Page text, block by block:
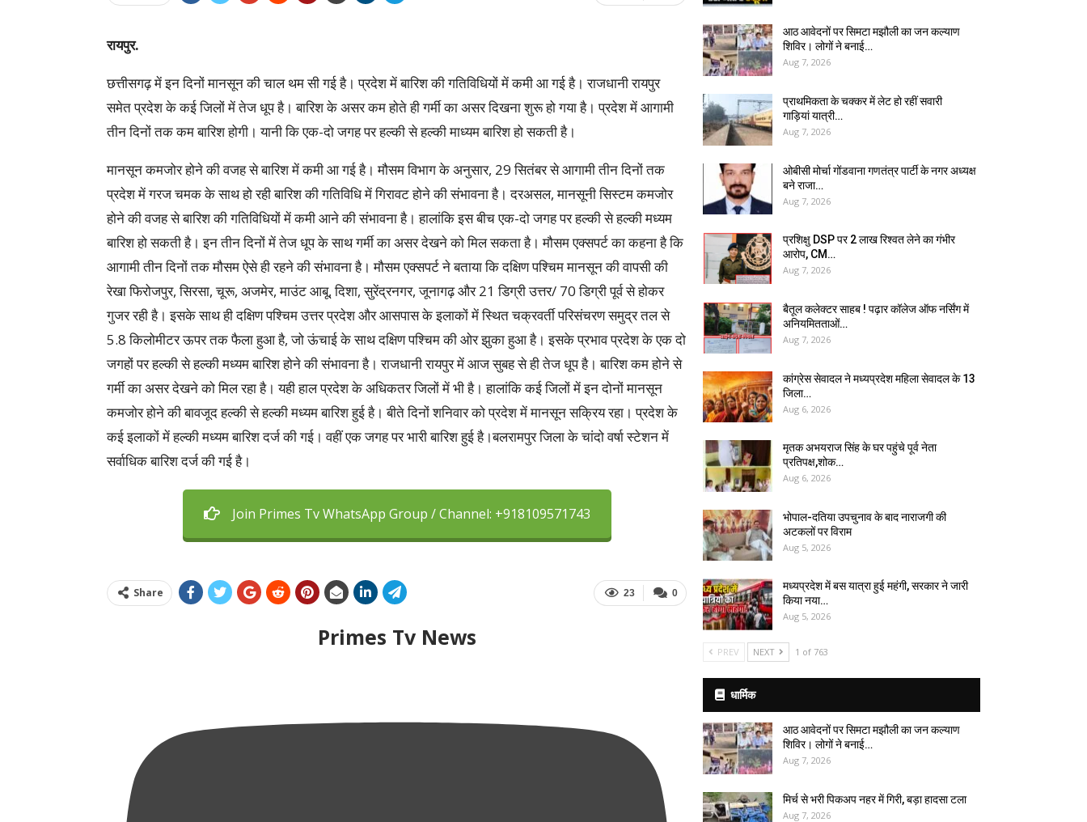
रायपुर.
छत्तीसगढ़ में इन दिनों मानसून की चाल थम सी गई है। प्रदेश में बारिश की गतिविधियों में कमी आ गई है। राजधानी रायपुर
समेत प्रदेश के कई जिलों में तेज धूप है। बारिश के असर कम होते ही गर्मी का असर दिखना शुरू हो गया है। प्रदेश में आगामी
तीन दिनों तक कम बारिश होगी। यानी कि एक-दो जगह पर हल्की से हल्की माध्यम बारिश हो सकती है।
मानसून कमजोर होने की वजह से बारिश में कमी आ गई है। मौसम विभाग के अनुसार, 29 सितंबर से आगामी तीन दिनों तक
प्रदेश में गरज चमक के साथ हो रही बारिश की गतिविधि में गिरावट होने की संभावना है। दरअसल, मानसूनी सिस्टम कमजोर
होने की वजह से बारिश की गतिविधियों में कमी आने की संभावना है। हालांकि इस बीच एक-दो जगह पर हल्की से हल्की मध्यम
बारिश हो सकती है। इन तीन दिनों में तेज धूप के साथ गर्मी का असर देखने को मिल सकता है। मौसम एक्सपर्ट का कहना है कि
आगामी तीन दिनों तक मौसम ऐसे ही रहने की संभावना है। मौसम एक्सपर्ट ने बताया कि दक्षिण पश्चिम मानसून की वापसी की
रेखा फिरोजपुर, सिरसा, चूरू, अजमेर, माउंट आबू, दिशा, सुरेंद्रनगर, जूनागढ़ और 21 डिग्री उत्तर/ 70 डिग्री पूर्व से होकर
गुजर रही है। इसके साथ ही दक्षिण पश्चिम उत्तर प्रदेश और आसपास के इलाकों में स्थित चक्रवर्ती परिसंचरण समुद्र तल से
5.8 किलोमीटर ऊपर तक फैला हुआ है, जो ऊंचाई के साथ दक्षिण पश्चिम की ओर झुका हुआ है। इसके प्रभाव प्रदेश के एक दो
जगहों पर हल्की से हल्की मध्यम बारिश होने की संभावना है। राजधानी रायपुर में आज सुबह से ही तेज धूप है। बारिश कम होने से
गर्मी का असर देखने को मिल रहा है। यही हाल प्रदेश के अधिकतर जिलों में भी है। हालांकि कई जिलों में इन दोनों मानसून
कमजोर होने की बावजूद हल्की से हल्की मध्यम बारिश हुई है। बीते दिनों शनिवार को प्रदेश में मानसून सक्रिय रहा। प्रदेश के
कई इलाकों में हल्की मध्यम बारिश दर्ज की गई। वहीं एक जगह पर भारी बारिश हुई है।बलरामपुर जिला के चांदो वर्षा स्टेशन में
सर्वाधिक बारिश दर्ज की गई है।
Join Primes Tv WhatsApp Group / Channel: +918109571743
0
23
Share
Primes Tv News
आठ आवेदनों पर सिमटा मझौली का जन कल्याण
शिविर। लोगों ने बनाई…
Aug 7, 2026
प्राथमिकता के चक्कर में लेट हो रहीं सवारी
गाड़ियां यात्री…
Aug 7, 2026
ओबीसी मोर्चा गोंडवाना गणतंत्र पार्टी के नगर अध्यक्ष
बने राजा…
Aug 7, 2026
प्रशिक्षु DSP पर ₹2 लाख रिश्वत लेने का गंभीर
आरोप, CM…
Aug 7, 2026
बैतूल कलेक्टर साहब ! पढ़ार कॉलेज ऑफ नर्सिंग में
अनियमितताओं…
Aug 7, 2026
कांग्रेस सेवादल ने मध्यप्रदेश महिला सेवादल के 13
जिला…
Aug 6, 2026
मृतक अभयराज सिंह के घर पहुंचे पूर्व नेता
प्रतिपक्ष,शोक…
Aug 6, 2026
भोपाल-दतिया उपचुनाव के बाद नाराजगी की
अटकलों पर विराम
Aug 5, 2026
मध्यप्रदेश में बस यात्रा हुई महंगी, सरकार ने जारी
किया नया…
Aug 5, 2026
PREV NEXT 1 of 763
धार्मिक
आठ आवेदनों पर सिमटा मझौली का जन कल्याण
शिविर। लोगों ने बनाई…
Aug 7, 2026
मिर्च से भरी पिकअप नहर में गिरी, बड़ा हादसा टला
Aug 7, 2026